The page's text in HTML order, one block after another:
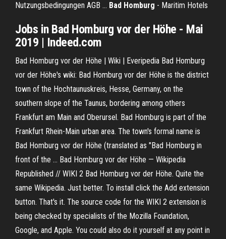
Nutzungsbedingungen AGB ... Bad Homburg - Maritim Hotels
Jobs in Bad Homburg vor der Höhe - Mai
2019 | Indeed.com
Bad Homburg vor der Höhe | Wiki | Everipedia Bad Homburg
vor der Höhe's wiki: Bad Homburg vor der Höhe is the district
town of the Hochtaunuskreis, Hesse, Germany, on the
southern slope of the Taunus, bordering among others
Frankfurt am Main and Oberursel. Bad Homburg is part of the
Frankfurt Rhein-Main urban area. The town's formal name is
Bad Homburg vor der Höhe (translated as "Bad Homburg in
front of the … Bad Homburg vor der Höhe — Wikipedia
Republished // WIKI 2 Bad Homburg vor der Höhe. Quite the
same Wikipedia. Just better. To install click the Add extension
button. That's it. The source code for the WIKI 2 extension is
being checked by specialists of the Mozilla Foundation,
Google, and Apple. You could also do it yourself at any point in